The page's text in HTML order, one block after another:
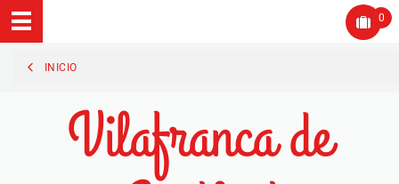
0
INICIO
Vilafranca de